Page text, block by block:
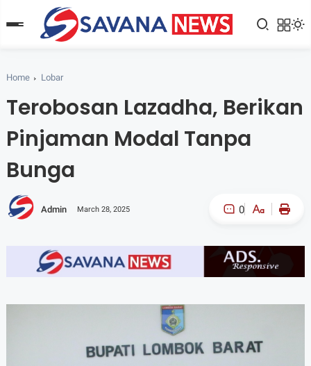
Home Lobar
Terobosan Lazadha, Berikan
Pinjaman Modal Tanpa
Bunga
Admin March 28, 2025 0
A- A+